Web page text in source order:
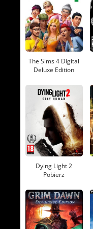
The Sims 4 Digital
Deluxe Edition
Dying Light 2
Pobierz